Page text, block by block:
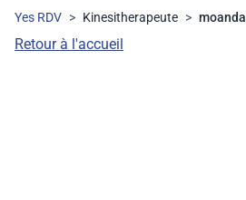
Yes RDV > Kinesitherapeute > moanda
Retour à l'accueil